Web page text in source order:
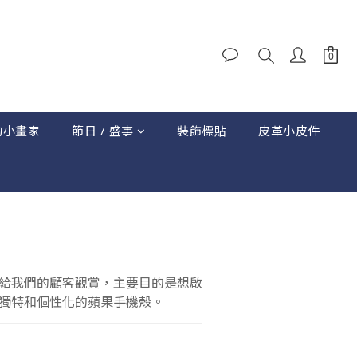
畫家 節日 / 盛事 裝飾標貼 皮革小皮件
我們的顧客觀賞，主要目的是想啟
特和個性化的蘋果手機殼。